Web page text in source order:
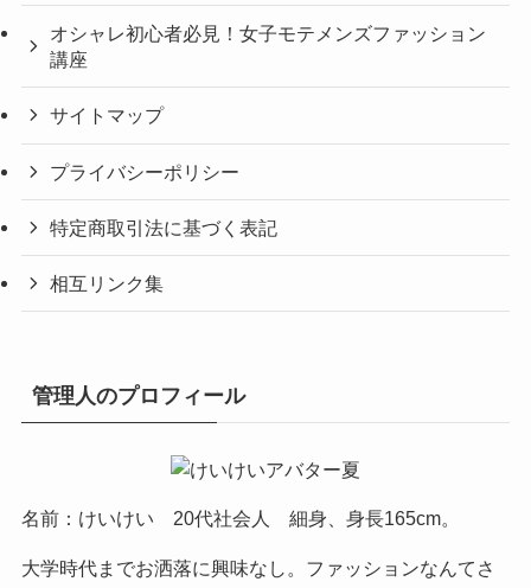
オシャレ初心者必見！女子モテメンズファッション
講座
サイトマップ
プライバシーポリシー
特定商取引法に基づく表記
相互リンク集
管理人のプロフィール
名前：けいけい 20代社会人 細身、身長165cm。
大学時代までお洒落に興味なし。ファッションなんてさ